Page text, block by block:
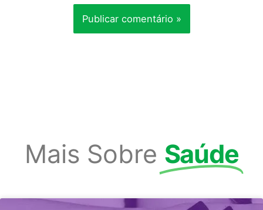
Mais Sobre Saúde